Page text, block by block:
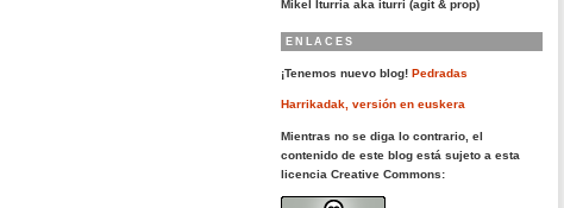
Mikel Iturria aka iturri (agit & prop)
ENLACES
¡Tenemos nuevo blog! Pedradas
Harrikadak, versión en euskera
Mientras no se diga lo contrario, el
contenido de este blog está sujeto a esta
licencia Creative Commons: